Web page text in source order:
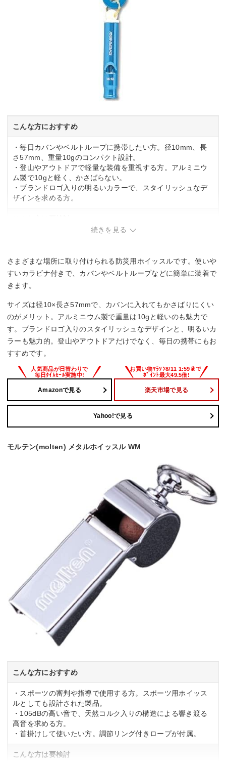
こんな方におすすめ
・毎日カバンやベルトループに携帯したい方。径10mm、長
さ57mm、重量10gのコンパクト設計。
・登山やアウトドアで軽量な装備を重視する方。アルミニウ
ム製で10gと軽く、かさばらない。
・ブランドロゴ入りの明るいカラーで、スタイリッシュなデ
ザインを求める方。
続きを見る
さまざまな場所に取り付けられる防災用ホイッスルです。使いや
すいカラビナ付きで、カバンやベルトループなどに簡単に装着で
きます。
サイズは径10×長さ57mmで、カバンに入れてもかさばりにくい
のがメリット。アルミニウム製で重量は10gと軽いのも魅力で
す。ブランドロゴ入りのスタイリッシュなデザインと、明るいカ
ラーも魅力的。登山やアウトドアだけでなく、毎日の携帯にもお
すすめです。
Amazonで見る 楽天市場で見る
Yahoo!で見る
モルテン(molten) メタルホイッスル WM
こんな方におすすめ
・スポーツの審判や指導で使用する方。スポーツ用ホイッス
ルとしても設計された製品。
・105dBの高い音で、天然コルク入りの構造による響き渡る
高音を求める方。
・首掛けして使いたい方。調節リング付きロープが付属。
こんな方は要検討